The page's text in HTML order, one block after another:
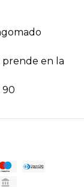
prende en la
90